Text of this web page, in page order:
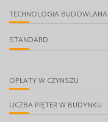
TECHNOLOGIA BUDOWLANA
STANDARD
OPŁATY W CZYNSZU
LICZBA PIĘTER W BUDYNKU